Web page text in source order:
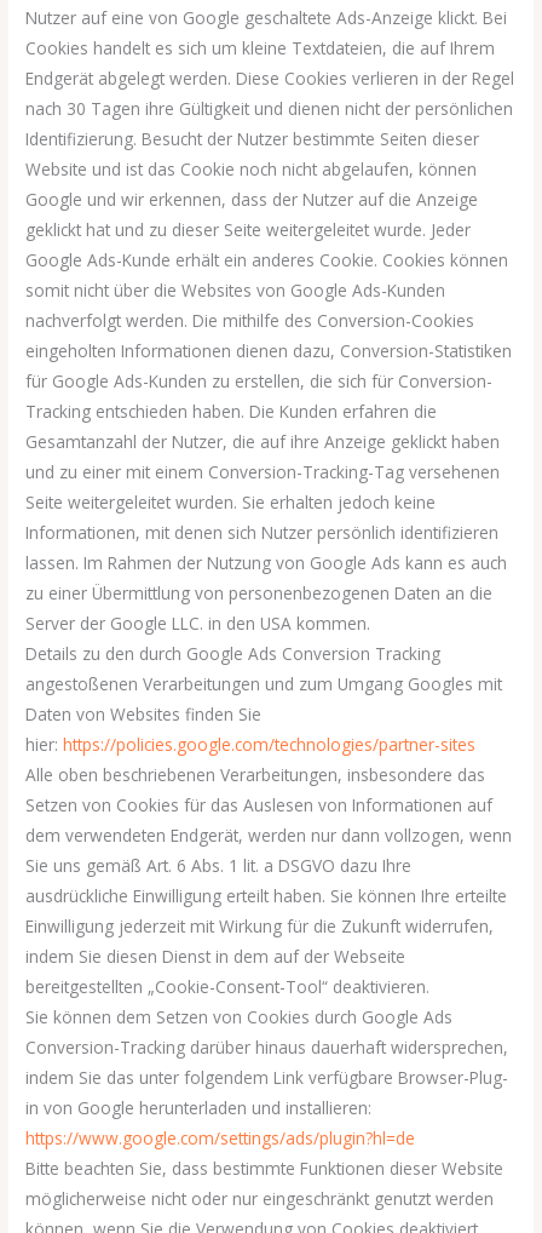
Nutzer auf eine von Google geschaltete Ads-Anzeige klickt. Bei
Cookies handelt es sich um kleine Textdateien, die auf Ihrem
Endgerät abgelegt werden. Diese Cookies verlieren in der Regel
nach 30 Tagen ihre Gültigkeit und dienen nicht der persönlichen
Identifizierung. Besucht der Nutzer bestimmte Seiten dieser
Website und ist das Cookie noch nicht abgelaufen, können
Google und wir erkennen, dass der Nutzer auf die Anzeige
geklickt hat und zu dieser Seite weitergeleitet wurde. Jeder
Google Ads-Kunde erhält ein anderes Cookie. Cookies können
somit nicht über die Websites von Google Ads-Kunden
nachverfolgt werden. Die mithilfe des Conversion-Cookies
eingeholten Informationen dienen dazu, Conversion-Statistiken
für Google Ads-Kunden zu erstellen, die sich für Conversion-
Tracking entschieden haben. Die Kunden erfahren die
Gesamtanzahl der Nutzer, die auf ihre Anzeige geklickt haben
und zu einer mit einem Conversion-Tracking-Tag versehenen
Seite weitergeleitet wurden. Sie erhalten jedoch keine
Informationen, mit denen sich Nutzer persönlich identifizieren
lassen. Im Rahmen der Nutzung von Google Ads kann es auch
zu einer Übermittlung von personenbezogenen Daten an die
Server der Google LLC. in den USA kommen.
Details zu den durch Google Ads Conversion Tracking
angestoßenen Verarbeitungen und zum Umgang Googles mit
Daten von Websites finden Sie
hier:https://policies.google.com/technologies/partner-sites
Alle oben beschriebenen Verarbeitungen, insbesondere das
Setzen von Cookies für das Auslesen von Informationen auf
dem verwendeten Endgerät, werden nur dann vollzogen, wenn
Sie uns gemäß Art. 6 Abs. 1 lit. a DSGVO dazu Ihre
ausdrückliche Einwilligung erteilt haben. Sie können Ihre erteilte
Einwilligung jederzeit mit Wirkung für die Zukunft widerrufen,
indem Sie diesen Dienst in dem auf der Webseite
bereitgestellten „Cookie-Consent-Tool“ deaktivieren.
Sie können dem Setzen von Cookies durch Google Ads
Conversion-Tracking darüber hinaus dauerhaft widersprechen,
indem Sie das unter folgendem Link verfügbare Browser-Plug-
in von Google herunterladen und installieren:
https://www.google.com/settings/ads/plugin?hl=de
Bitte beachten Sie, dass bestimmte Funktionen dieser Website
möglicherweise nicht oder nur eingeschränkt genutzt werden
können, wenn Sie die Verwendung von Cookies deaktiviert